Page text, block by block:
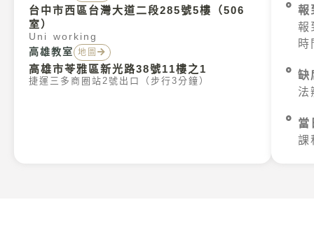
台中市西區台灣大道二段285號5樓（506
室）
Uni working
高雄教室 地圖
高雄市苓雅區新光路38號11樓之1
捷運三多商圈站2號出口（步行3分鐘）
報
報
時
缺
法
當
課